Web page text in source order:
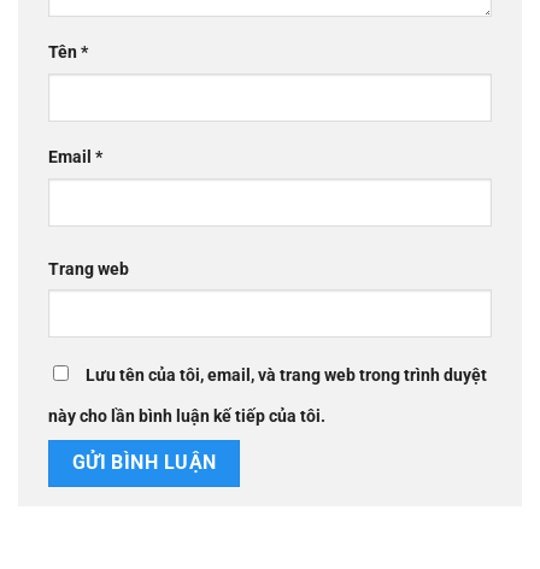
Tên*
Email *
Trang web
Lưu tên của tôi, email, và trang web trong trình duyệt
này cho lần bình luận kế tiếp của tôi.